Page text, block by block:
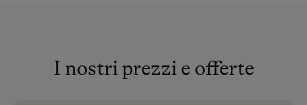
I nostri prezzi e offerte